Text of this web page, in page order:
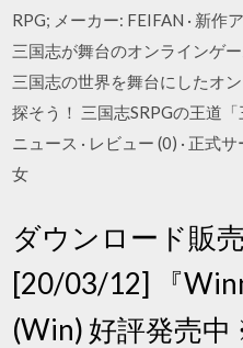
RPG; メーカー: FEIFAN · 新作
三国志が舞台のオンラインゲ
三国志の世界を舞台にしたオ
探そう！ 三国志SRPGの王道
ニュース · レビュー (0) · 正式
女
ダウンロード販
[20/03/12] 『
(Win) 好評発売